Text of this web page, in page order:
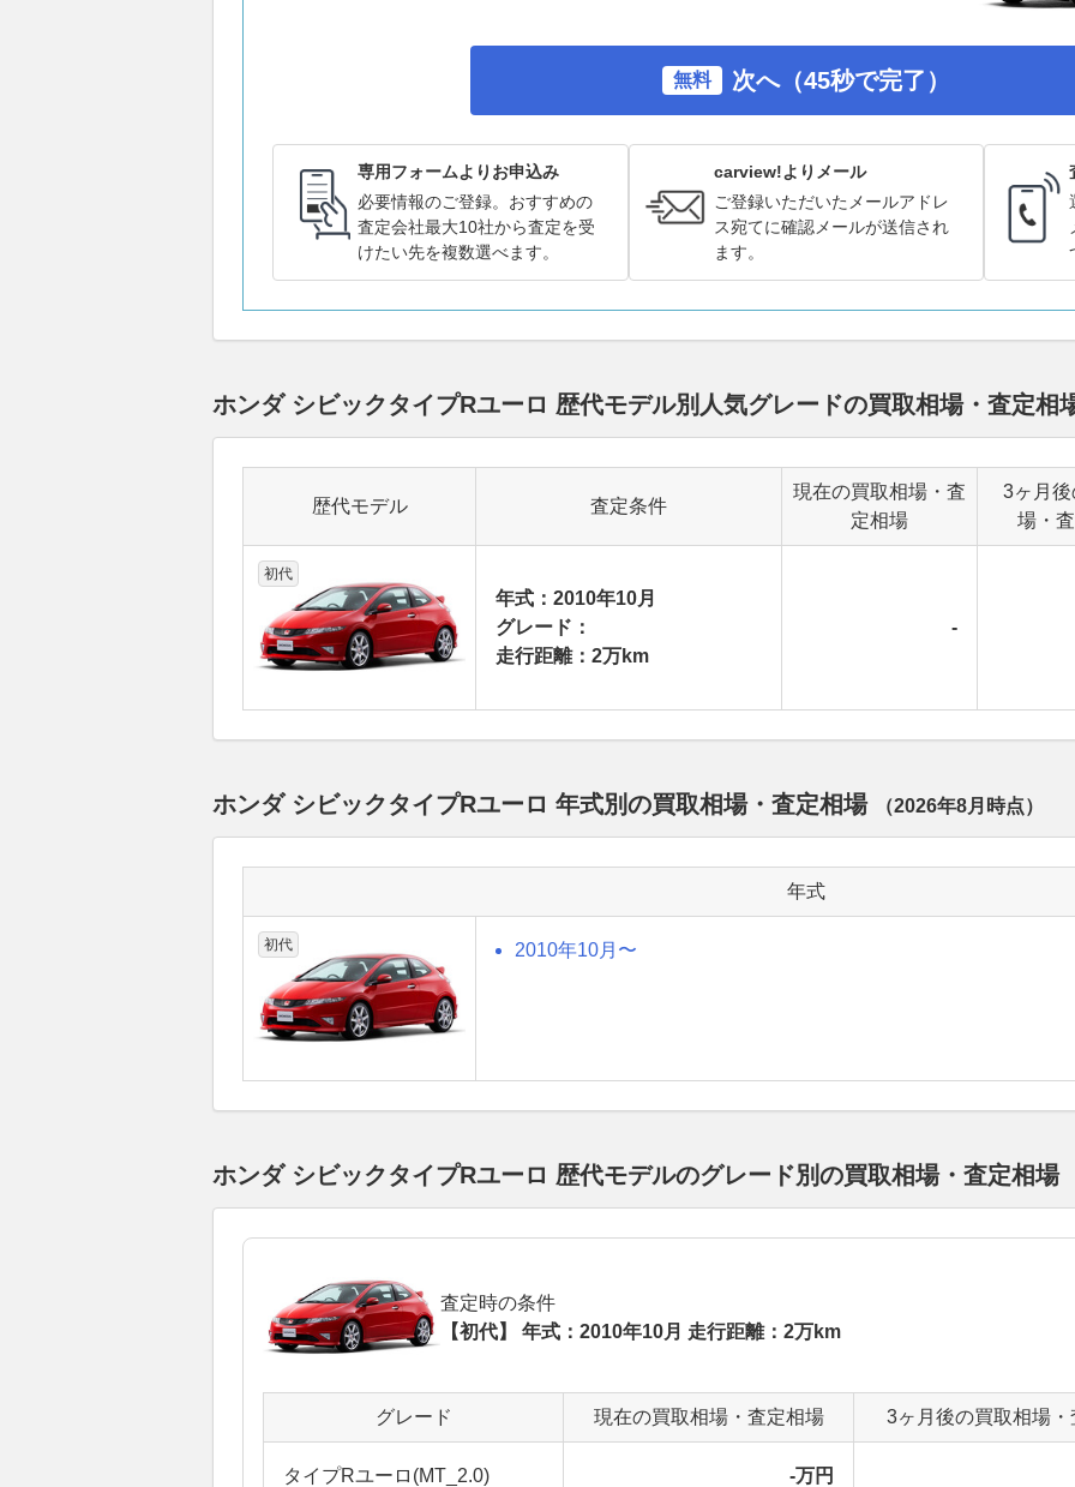
無料 次へ（45秒で完了）
専用フォームよりお申込み
必要情報のご登録。おすすめの
査定会社最大10社から査定を受
けたい先を複数選べます。
carview!よりメール
ご登録いただいたメールアドレ
ス宛てに確認メールが送信され
ます。
ホンダ シビックタイプRユーロ 歴代モデル別人気グレードの買取相場・査定相
歴代モデル 査定条件
現在の買取相場・査
定相場
3ヶ月
場・
初代
年式：2010年10月
グレード：
走行距離：2万km
-
ホンダ シビックタイプRユーロ 年式別の買取相場・査定相場 （2026年8月 時点）
年式
初代 2010年10月〜
ホンダ シビックタイプRユーロ 歴代モデルのグレード別の買取相場・査定相場
査定時の条件
【初代】 年式：2010年10月 走行距離：2万km
グレード 現在の買取相場・査定相場 3ヶ月後の買取相場・
タイプRユーロ(MT_2.0) -万円